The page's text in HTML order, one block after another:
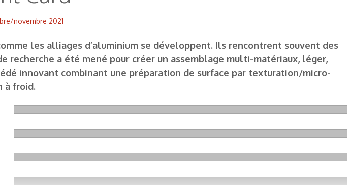
novembre 2021
les alliages d’aluminium se développent. Ils rencontrent souvent des
a été mené pour créer un assemblage multi-matériaux, léger,
innovant combinant une préparation de surface par texturation/micro-
à froid.